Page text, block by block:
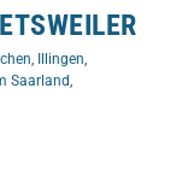
Illingen
Saarland